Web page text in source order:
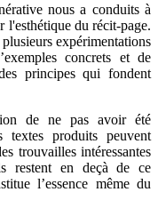
nous a conduits à
l'esthétique du récit-page.
expérimentations
concrets et de
principes qui fondent
de ne pas avoir été
textes produits peuvent
trouvailles intéressantes
restent en deçà de ce
l’essence même du